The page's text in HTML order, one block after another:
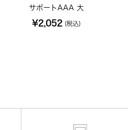
サポートAAA 大
¥2,052 (税込)